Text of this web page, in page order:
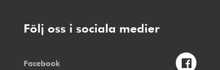
Följ oss i sociala medier
Facebook